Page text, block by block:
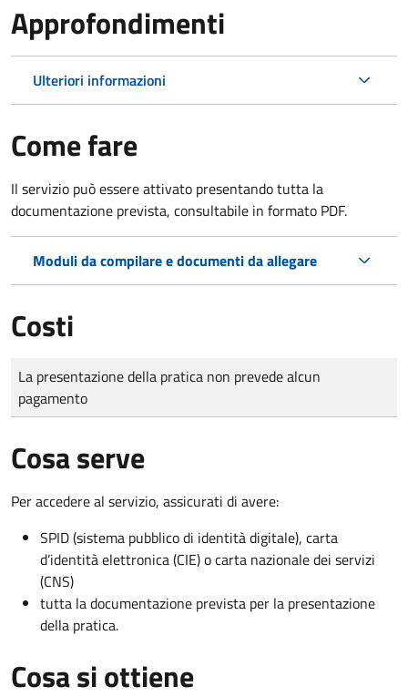
Approfondimenti
Ulteriori informazioni
Come fare
Il servizio può essere attivato presentando tutta la
documentazione prevista, consultabile in formato PDF.
Moduli da compilare e documenti da allegare
Costi
Tipo di pagamento
Importo
La presentazione della pratica non prevede alcun
pagamento
Cosa serve
Per accedere al servizio, assicurati di avere:
SPID (sistema pubblico di identità digitale), carta
d’identità elettronica (CIE) o carta nazionale dei servizi
(CNS)
tutta la documentazione prevista per la presentazione
della pratica.
Cosa si ottiene